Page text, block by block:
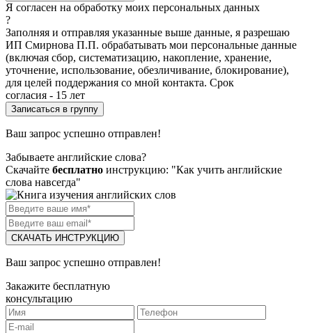
Я согласен на обработку моих персональных данных
?
Заполняя и отправляя указанные выше данные, я разрешаю
ИП Смирнова П.П. обрабатывать мои персональные данные
(включая сбор, систематизацию, накопление, хранение,
уточнение, использование, обезличивание, блокирование),
для целей поддержания со мной контакта. Срок
согласия - 15 лет
Ваш запрос успешно отправлен!
Забываете английские слова?
Скачайте бесплатно инструкцию: "Как учить английские
слова навсегда"
СКАЧАТЬ ИНСТРУКЦИЮ
Ваш запрос успешно отправлен!
Закажите бесплатную
консультацию